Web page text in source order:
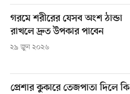
গরমে শরীরের যেসব অংশ ঠান্ডা
রাখলে দ্রুত উপকার পাবেন
২৯ জুন ২০২৬
প্রেশার কুকারে তেজপাতা দিলে কি